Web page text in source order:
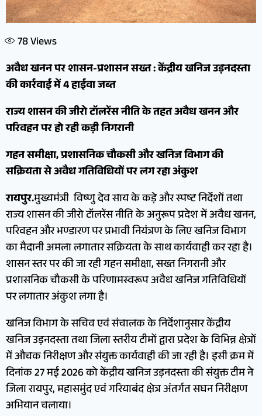
78Views
अवैध खनन पर शासन-प्रशासन सख्त : केंद्रीय खनिज उड़नदस्ता
की कार्रवाई में 4 हाईवा जब्त
राज्य शासन की जीरो टॉलरेंस नीति के तहत अवैध खनन और
परिवहन पर हो रही कड़ी निगरानी
गहन समीक्षा, प्रशासनिक चौकसी और खनिज विभाग की
सक्रियता से अवैध गतिविधियों पर लग रहा अंकुश
रायपुर.मुख्यमंत्री विष्णु देव साय के कड़े और स्पष्ट निर्देशों तथा
राज्य शासन की जीरो टॉलरेंस नीति के अनुरूप प्रदेश में अवैध खनन,
परिवहन और भण्डारण पर प्रभावी नियंत्रण के लिए खनिज विभाग
का मैदानी अमला लगातार सक्रियता के साथ कार्यवाही कर रहा है।
शासन स्तर पर की जा रही गहन समीक्षा, सख्त निगरानी और
प्रशासनिक चौकसी के परिणामस्वरूप अवैध खनिज गतिविधियों
पर लगातार अंकुश लगा है।
खनिज विभाग के सचिव एवं संचालक के निर्देशानुसार केंद्रीय
खनिज उड़नदस्ता तथा जिला स्तरीय टीमों द्वारा प्रदेश के विभिन्न क्षेत्रों
में औचक निरीक्षण और संयुक्त कार्यवाही की जा रही है। इसी क्रम में
दिनांक 27 मई 2026 को केंद्रीय खनिज उड़नदस्ता की संयुक्त टीम ने
जिला रायपुर, महासमुंद एवं गरियाबंद क्षेत्र अंतर्गत सघन निरीक्षण
अभियान चलाया।